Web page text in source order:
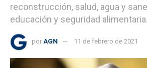
reconstrucción, salud, agua y
educación y seguridad alimentaria.
por AGN 11 de febrero de 2021